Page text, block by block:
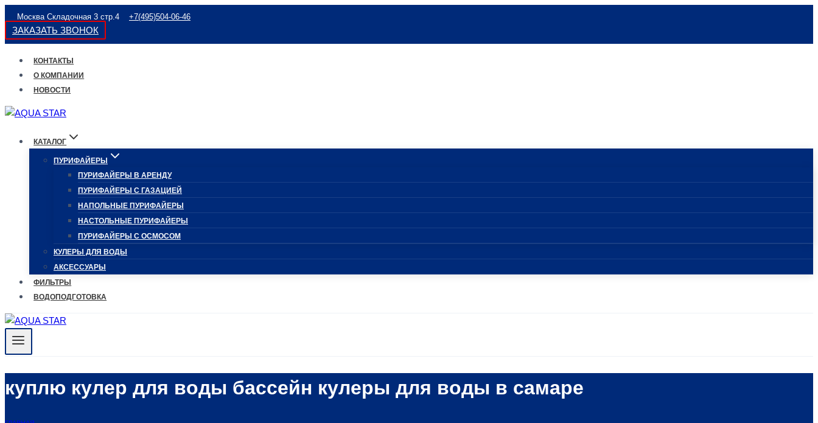
Перейти
содержимому
Москва Складочная 3 стр.4 +7(495)504-06-46
ЗАКАЗАТЬ ЗВОНОК
КОНТАКТЫ
О КОМПАНИИ
НОВОСТИ
КАТАЛОГ
ПУРИФАЙЕРЫ
ПУРИФАЙЕРЫ В АРЕНДУ
ПУРИФАЙЕРЫ С ГАЗАЦИЕЙ
НАПОЛЬНЫЕ ПУРИФАЙЕРЫ
НАСТОЛЬНЫЕ ПУРИФАЙЕРЫ
ПУРИФАЙЕРЫ С ОСМОСОМ
КУЛЕРЫ ДЛЯ ВОДЫ
АКСЕССУАРЫ
ФИЛЬТРЫ
ВОДОПОДГОТОВКА
куплю кулер для воды бассейн кулеры для воды в самаре